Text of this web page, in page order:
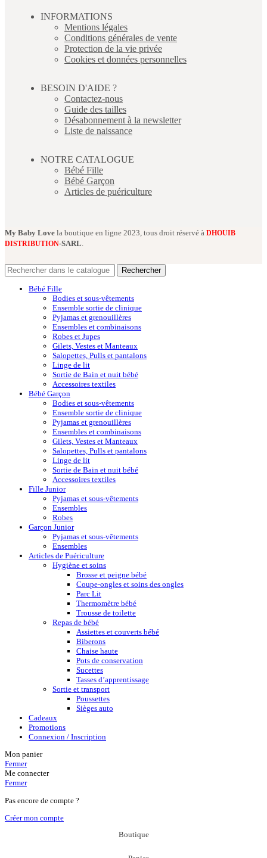
INFORMATIONS
Mentions légales
Conditions générales de vente
Protection de la vie privée
Cookies et données personnelles
BESOIN D'AIDE ?
Contactez-nous
Guide des tailles
Désabonnement à la newsletter
Liste de naissance
NOTRE CATALOGUE
Bébé Fille
Bébé Garçon
Articles de puériculture
My Baby Love la boutique en ligne 2023, tous droit réservé à DHOUIB
DISTRIBUTION-SARL
Rechercher
Bébé Fille
Bodies et sous-vêtements
Ensemble sortie de clinique
Pyjamas et grenouillères
Ensembles et combinaisons
Robes et Jupes
Gilets, Vestes et Manteaux
Salopettes, Pulls et pantalons
Linge de lit
Sortie de Bain et nuit bébé
Accessoires textiles
Bébé Garçon
Bodies et sous-vêtements
Ensemble sortie de clinique
Pyjamas et grenouillères
Ensembles et combinaisons
Gilets, Vestes et Manteaux
Salopettes, Pulls et pantalons
Linge de lit
Sortie de Bain et nuit bébé
Accessoires textiles
Fille Junior
Pyjamas et sous-vêtements
Ensembles
Robes
Garçon Junior
Pyjamas et sous-vêtements
Ensembles
Articles de Puériculture
Hygiène et soins
Brosse et peigne bébé
Coupe-ongles et soins des ongles
Parc Lit
Thermomètre bébé
Trousse de toilette
Repas de bébé
Assiettes et couverts bébé
Biberons
Chaise haute
Pots de conservation
Sucettes
Tasses d’apprentissage
Sortie et transport
Poussettes
Sièges auto
Cadeaux
Promotions
Connexion / Inscription
Mon panier
Fermer
Me connecter
Fermer
Pas encore de compte ?
Créer mon compte
Boutique